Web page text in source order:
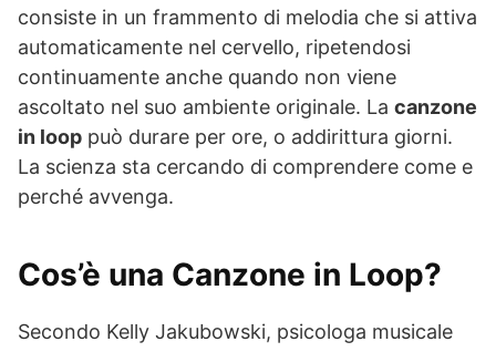
consiste in un frammento di melodia che si attiva
automaticamente nel cervello, ripetendosi
continuamente anche quando non viene
ascoltato nel suo ambiente originale. La canzone
in loop può durare per ore, o addirittura giorni.
La scienza sta cercando di comprendere come e
perché avvenga.
Cos’è una Canzone in Loop?
Secondo Kelly Jakubowski, psicologa musicale